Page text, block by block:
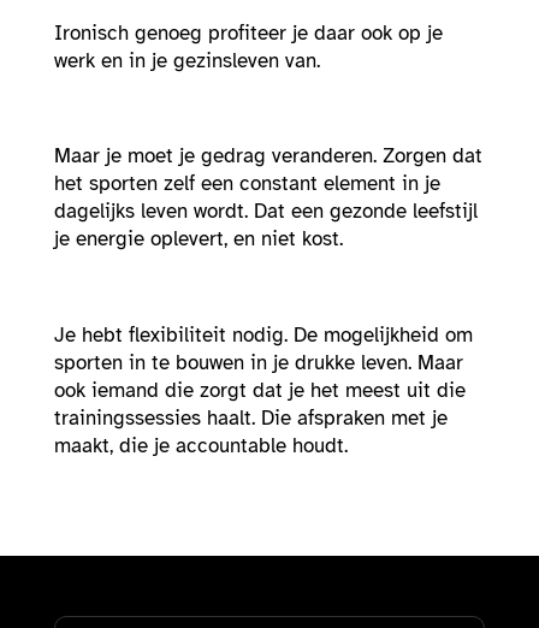
Ironisch genoeg profiteer je daar ook op je
werk en in je gezinsleven van.
Maar je moet je gedrag veranderen. Zorgen dat
het sporten zelf een constant element in je
dagelijks leven wordt. Dat een gezonde leefstijl
je energie oplevert, en niet kost.
Je hebt flexibiliteit nodig. De mogelijkheid om
sporten in te bouwen in je drukke leven. Maar
ook iemand die zorgt dat je het meest uit die
trainingssessies haalt. Die afspraken met je
maakt, die je accountable houdt.